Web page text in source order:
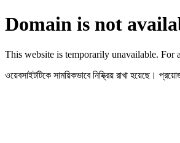
Domain is not
This website is temporarily unavailable. For
ওয়েবসাইটটিকে সাময়িকভাবে নিষ্ক্রিয় রাখা হয়েছে।